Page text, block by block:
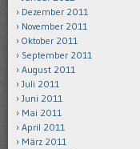
Dezember 2011
November 2011
Oktober 2011
September 2011
August 2011
Juli 2011
Juni 2011
Mai 2011
April 2011
März 2011